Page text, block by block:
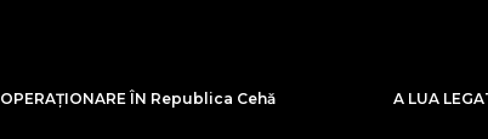
OPERAȚIONARE ÎN Republica Cehă A LUA